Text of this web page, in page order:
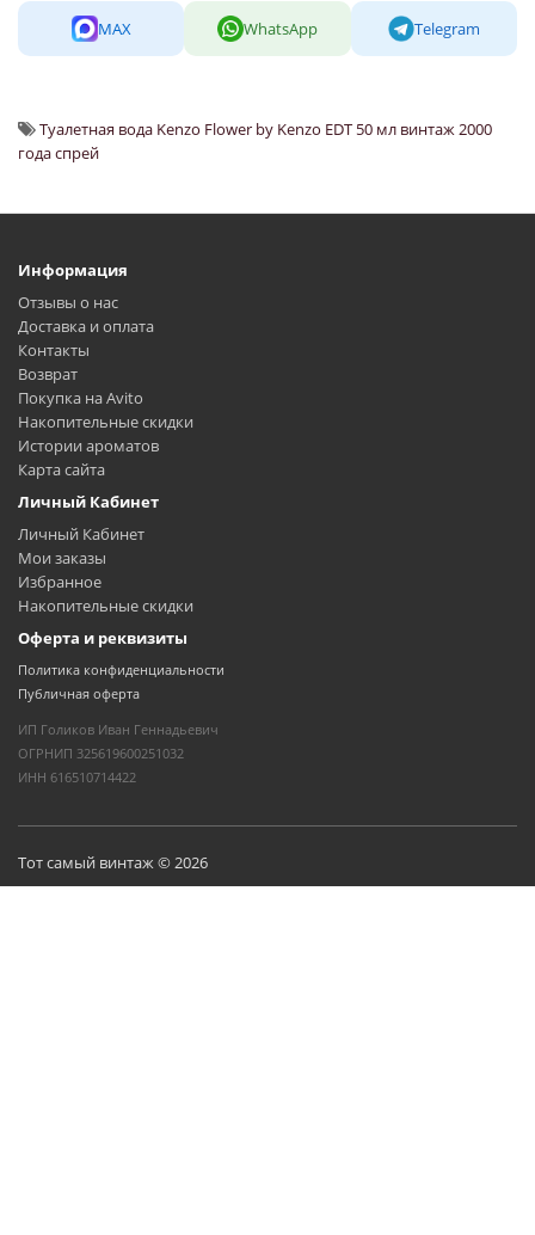
MAX WhatsApp Telegram
Туалетная вода Kenzo Flower by Kenzo EDT 50 мл винтаж 2000
года спрей
Информация
Отзывы о нас
Доставка и оплата
Контакты
Возврат
Покупка на Avito
Накопительные скидки
Истории ароматов
Карта сайта
Личный Кабинет
Личный Кабинет
Мои заказы
Избранное
Накопительные скидки
Оферта и реквизиты
Политика конфиденциальности
Публичная оферта
ИП Голиков Иван Геннадьевич
ОГРНИП 325619600251032
ИНН 616510714422
Тот самый винтаж © 2026